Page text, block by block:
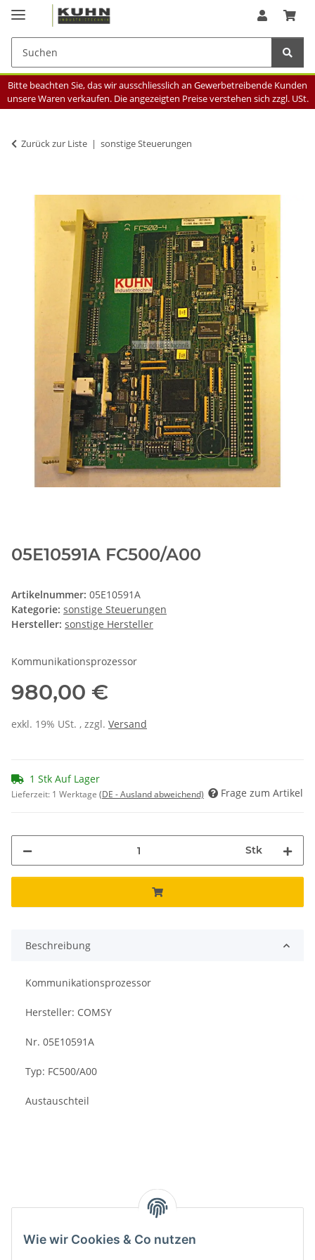
Wie wir Cookies & Co nutzen
Bitte beachten Sie, das wir ausschliesslich an Gewerbetreibende Kunden
unsere Waren verkaufen. Die angezeigten Preise verstehen sich zzgl. USt.
Zurück zur Liste sonstige Steuerungen
05E10591A FC500/A00
Artikelnummer: 05E10591A
Kategorie: sonstige Steuerungen
Hersteller: sonstige Hersteller
Kommunikationsprozessor
980,00 €
exkl. 19% USt. , zzgl. Versand
1 Stk Auf Lager
Lieferzeit: 1 Werktage (DE - Ausland abweichend) Frage zum Artikel
Stk
Beschreibung
Kommunikationsprozessor
Hersteller: COMSY
Nr. 05E10591A
Typ: FC500/A00
Austauschteil
Kategorien